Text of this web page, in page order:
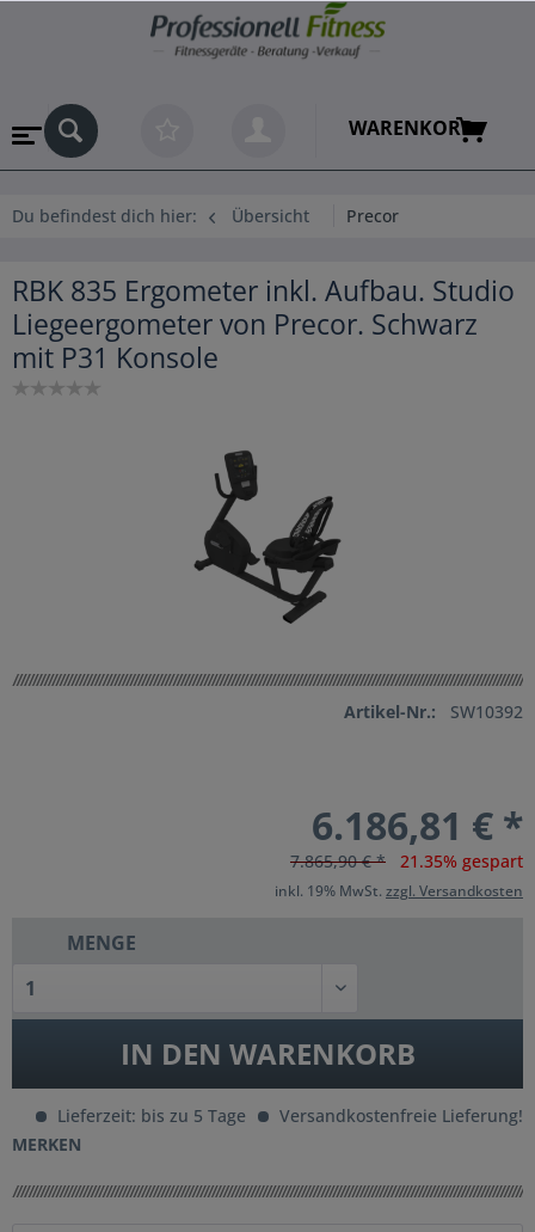
WARENKORB
Du befindest dich hier: Übersicht Precor
RBK 835 Ergometer inkl. Aufbau. Studio
Liegeergometer von Precor. Schwarz
mit P31 Konsole
Artikel-Nr.: SW10392
6.186,81 € *
7.865,90 € * 21.35% gespart
inkl. 19% MwSt. zzgl. Versandkosten
MENGE
IN DEN WARENKORB
Versandkostenfreie Lieferung!
Lieferzeit: bis zu 5 Tage
MERKEN